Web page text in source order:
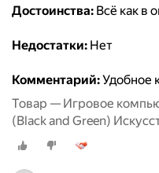
Достоинства: Всё как в
Недостатки: Нет
Комментарий:Удобное
Товар — Игровое
(Black and Green)